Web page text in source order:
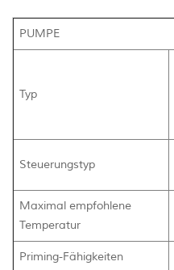
PUMPE
Typ
Steuerungstyp
Maximal empfohlene
Temperatur
Priming-Fähigkeiten